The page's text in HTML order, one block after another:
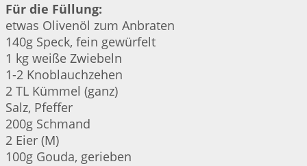
Für die Füllung:
etwas Olivenöl zum Anbraten
140g Speck, fein gewürfelt
1 kg weiße Zwiebeln
1-2 Knoblauchzehen
2 TL Kümmel (ganz)
Salz, Pfeffer
200g Schmand
2 Eier (M)
100g Gouda, gerieben